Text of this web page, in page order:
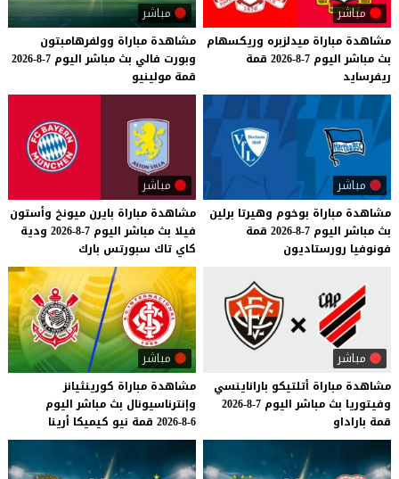
مباشر
مشاهدة مباراة ميدلزبره وريكسهام
بث مباشر اليوم 7-8-2026
قمة
ريفرسايد
مباشر
مشاهدة مباراة وولفرهامبتون
وبورت فالي بث مباشر اليوم 7-8-2026
قمة مولينيو
مباشر
مشاهدة مباراة بوخوم وهيرتا برلين
بث مباشر اليوم 7-8-2026
قمة
فونوفيا رورستاديون
مباشر
مشاهدة مباراة بايرن ميونخ وأستون
فيلا بث مباشر اليوم 7-8-2026
ودية
كاي تاك سبورتس بارك
مباشر
مشاهدة مباراة أتلتيكو باراناينسي
وفيتوريا بث مباشر اليوم 7-8-2026
قمة باراداو
مباشر
مشاهدة مباراة كورينثيانز
وإنترناسيونال بث مباشر اليوم
6-8-2026
قمة نيو كيميكا أرينا